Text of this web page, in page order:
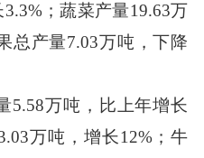
；蔬菜产量19.63万
总产量7.03万吨，下降
万吨，比上年增长
万吨，增长12%；牛